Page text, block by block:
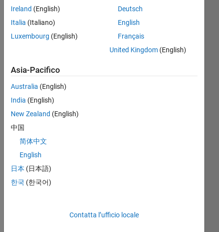
Hell
o
All,
Wh
en
usi
ng
"for
mat
lon
Ireland (English)
Italia (Italiano)
Luxembourg (English)
Deutsch
English
Français
United Kingdom(English)
Asia-Pacifico
Australia (English)
India (English)
New Zealand (English)
中国
简体中文
English
日本 (日本語)
한국 (한국어)
Contatta l’ufficio locale